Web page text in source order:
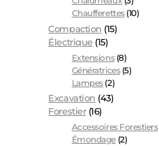
Chaufferettes (10)
Compaction (15)
Électrique (15)
Extensions (8)
Génératrices (5)
Lampes (2)
Excavation (43)
Forestier (16)
Accessoires Forestiers
Émondage (2)